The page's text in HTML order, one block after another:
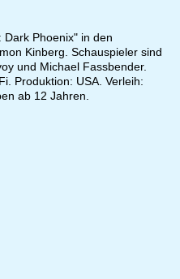
Phoenix" in den
Kinberg. Schauspieler sind
und Michael Fassbender.
Produktion: USA. Verleih:
ab 12 Jahren.